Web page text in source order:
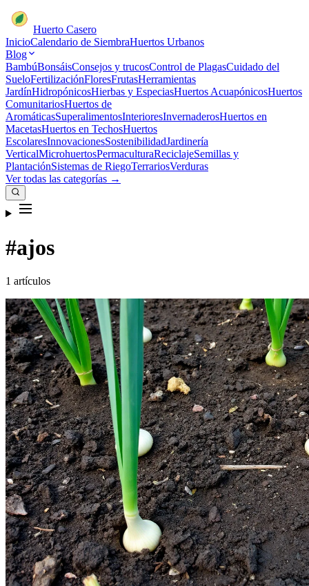
Huerto Casero
InicioCalendario de SiembraHuertos Urbanos
Blog
BambúBonsáisConsejos y trucosControl de PlagasCuidado del
SueloFertilizaciónFloresFrutasHerramientas
JardínHidropónicosHierbas y EspeciasHuertos AcuapónicosHuertos
ComunitariosHuertos de
AromáticasSuperalimentosInterioresInvernaderosHuertos en
MacetasHuertos en TechosHuertos
EscolaresInnovacionesSostenibilidadJardinería
VerticalMicrohuertosPermaculturaReciclajeSemillas y
PlantaciónSistemas de RiegoTerrariosVerduras
Ver todas las categorías →
#ajos
1 artículos